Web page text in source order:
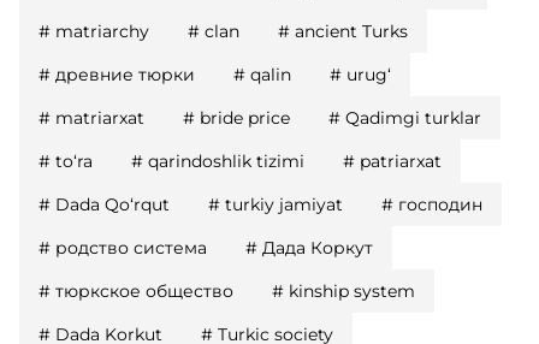
# matriarchy # clan # ancient Turks
# древние тюрки # qalin # urug‘
# matriarxat # bride price # Qadimgi turklar
# to‘ra # qarindoshlik tizimi # patriarxat
# Dada Qo‘rqut # turkiy jamiyat # господин
# родство система # Дада Коркут
# тюркское общество # kinship system
# Dada Korkut # Turkic society